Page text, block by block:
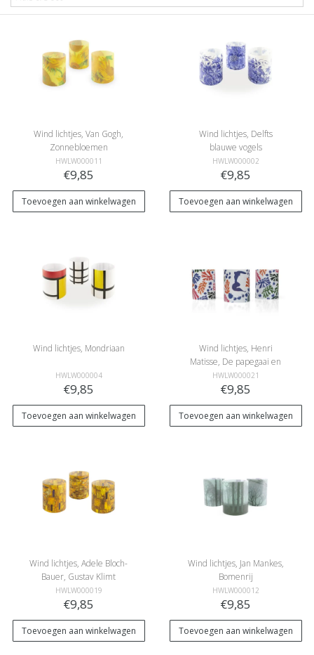
Wind lichtjes, Van Gogh,
Zonnebloemen
HWLW000011
€9,85
Toevoegen aan winkelwagen
Wind lichtjes, Delfts
blauwe vogels
HWLW000002
€9,85
Toevoegen aan winkelwagen
Wind lichtjes, Mondriaan
HWLW000004
€9,85
Toevoegen aan winkelwagen
Wind lichtjes, Henri
Matisse, De papegaai en
de zeemeermin
HWLW000021
€9,85
Toevoegen aan winkelwagen
Wind lichtjes, Adele Bloch-
Bauer, Gustav Klimt
HWLW000019
€9,85
Toevoegen aan winkelwagen
Wind lichtjes, Jan Mankes,
Bomenrij
HWLW000012
€9,85
Toevoegen aan winkelwagen